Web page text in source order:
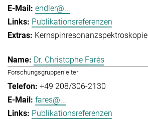
endler@...
Publikationsreferenzen
Kernspinresonanzspektroskopie
Dr. Christophe Farès
Forschungsgruppenleiter
+49 208/306-2130
fares@...
Publikationsreferenzen